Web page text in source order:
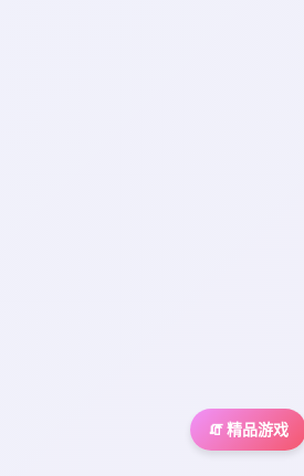
🧯 精品游戏